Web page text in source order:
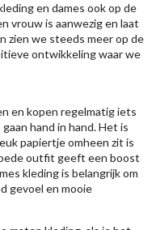
en dames ook op de
vrouw is aanwezig en laat
zien we steeds meer op de
ontwikkeling waar we
en kopen regelmatig iets
hand in hand. Het is
papiertje omheen zit is
outfit geeft een boost
kleding is belangrijk om
gevoel en mooie